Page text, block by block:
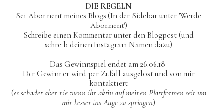
DIE REGELN
Sei Abonnent meines Blogs (In der Sidebar unter 'Werde
Abonnent')
Schreibe einen Kommentar unter den Blogpost (und
schreib deinen Instagram Namen dazu)
Das Gewinnspiel endet am 26.06.18
Der Gewinner wird per Zufall ausgelost und von mir
kontaktiert
(es schadet aber nie wenn ihr aktiv auf meinen Plattformen seit um
mir besser ins Auge zu springen)